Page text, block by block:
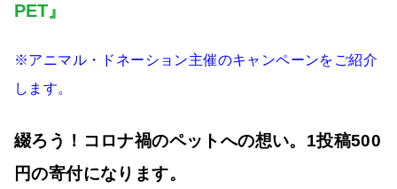
PET』
※アニマル・ドネーション主催のキャンペーンをご紹介
します。
綴ろう！コロナ禍のペットへの想い。1投稿500
円の寄付になります。